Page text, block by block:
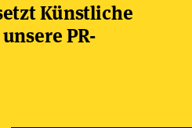
Künstliche
PR-